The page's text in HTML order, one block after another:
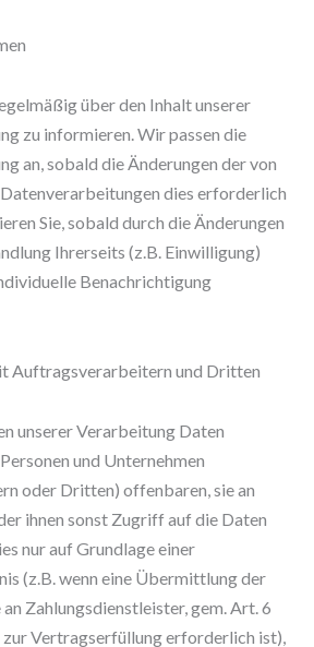
über den Inhalt unserer
zu informieren. Wir passen die
an, sobald die Änderungen der von
dies erforderlich
Sie, sobald durch die Änderungen
Ihrerseits (z.B. Einwilligung)
Benachrichtigung
Auftragsverarbeitern und Dritten
unserer Verarbeitung Daten
und Unternehmen
oder Dritten) offenbaren, sie an
ihnen sonst Zugriff auf die Daten
nur auf Grundlage einer
(z.B. wenn eine Übermittlung der
Zahlungsdienstleister, gem. Art. 6
zur Vertragserfüllung erforderlich ist),